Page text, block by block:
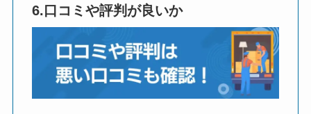
6.口コミや評判が良いか